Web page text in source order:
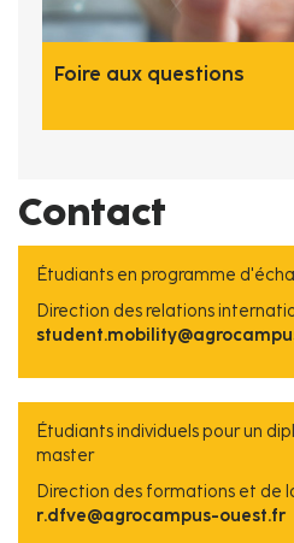
Foire aux questions
Contact
Étudiants en programme
Direction des relations
Étudiants individuels pour un
master
Direction des formations et de
r.dfve@agrocampus-ouest.fr